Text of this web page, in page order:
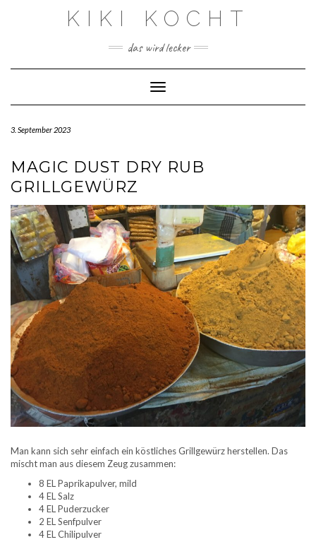
KIKI KOCHT
das wird lecker
Toggle Navigation
3. September 2023
MAGIC DUST DRY RUB
GRILLGEWÜRZ
Man kann sich sehr einfach ein köstliches Grillgewürz herstellen. Das
mischt man aus diesem Zeug zusammen:
8 EL Paprikapulver, mild
4 EL Salz
4 EL Puderzucker
2 EL Senfpulver
4 EL Chilipulver